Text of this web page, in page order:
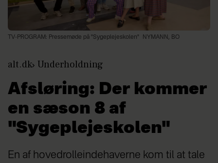
TV-PROGRAM: Pressemøde på "Sygeplejeskolen" NYMANN, BO
alt.dk Underholdning
Afsløring: Der kommer
en sæson 8 af
"Sygeplejeskolen"
En af hovedrolleindehaverne kom til at tale